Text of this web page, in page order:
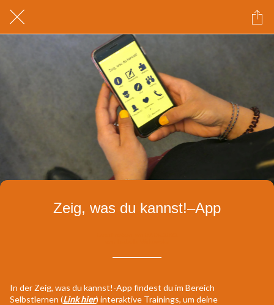
Zeig, was du kannst!–App
In der Zeig, was du kannst!-App findest du im Bereich
Selbstlernen (Link hier) interaktive Trainings, um deine